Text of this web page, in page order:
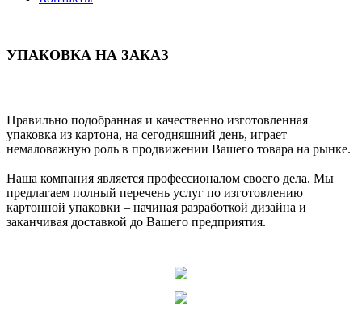
УПАКОВКА НА ЗАКАЗ
Правильно подобранная и качественно изготовленная
упаковка из картона, на сегодняшний день, играет
немаловажную роль в продвижении Вашего товара на рынке.
Наша компания является профессионалом своего дела. Мы
предлагаем полный перечень услуг по изготовлению
картонной упаковки – начиная разработкой дизайна и
заканчивая доставкой до Вашего предприятия.